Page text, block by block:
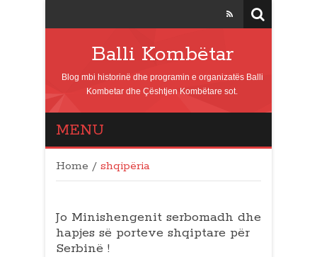
Balli Kombëtar
Blog mbi historinë dhe programin e organizatës Balli
Kombetar dhe Çështjen Kombëtare sot.
MENU
Home / shqipëria
Jo Minishengenit serbomadh dhe
hapjes së porteve shqiptare për
Serbinë !